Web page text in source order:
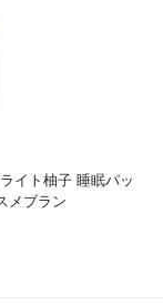
イト柚子 睡眠パッ
ブラン